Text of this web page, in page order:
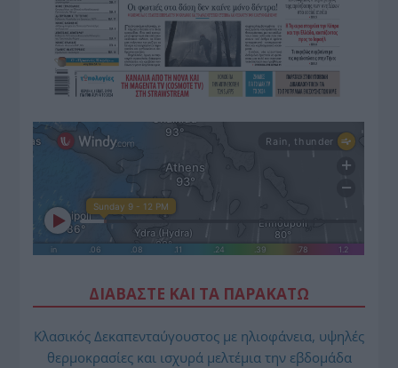
ΔΙΑΒΑΣΤΕ ΚΑΙ ΤΑ ΠΑΡΑΚΑΤΩ
Κλασικός Δεκαπενταύγουστος με ηλιοφάνεια, υψηλές
θερμοκρασίες και ισχυρά μελτέμια την εβδομάδα